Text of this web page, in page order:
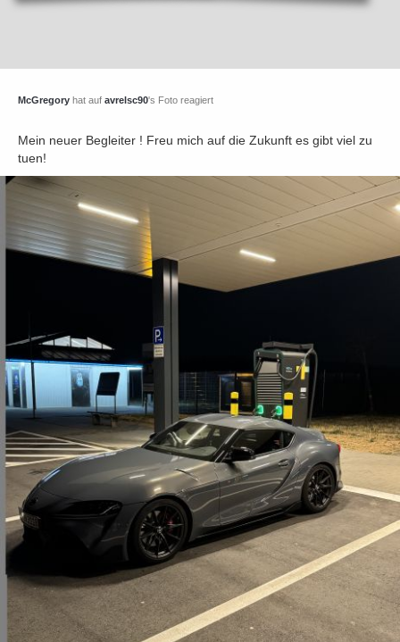
McGregory hat auf avrelsc90's Foto reagiert
Mein neuer Begleiter ! Freu mich auf die Zukunft es gibt viel zu
tuen!